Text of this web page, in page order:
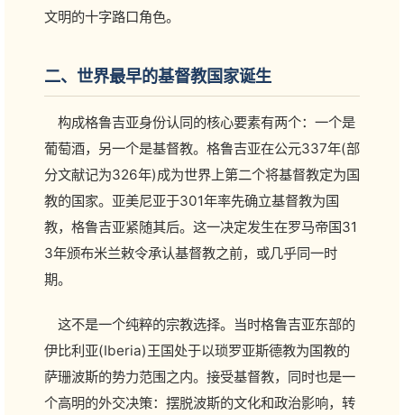
文明的十字路口角色。
二、世界最早的基督教国家诞生
构成格鲁吉亚身份认同的核心要素有两个：一个是
葡萄酒，另一个是基督教。格鲁吉亚在公元337年(部
分文献记为326年)成为世界上第二个将基督教定为国
教的国家。亚美尼亚于301年率先确立基督教为国
教，格鲁吉亚紧随其后。这一决定发生在罗马帝国31
3年颁布米兰敕令承认基督教之前，或几乎同一时
期。
这不是一个纯粹的宗教选择。当时格鲁吉亚东部的
伊比利亚(Iberia)王国处于以琐罗亚斯德教为国教的
萨珊波斯的势力范围之内。接受基督教，同时也是一
个高明的外交决策：摆脱波斯的文化和政治影响，转